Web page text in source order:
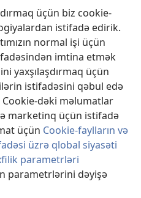
üçün biz cookie-
istifadə edirik.
normal işi üçün
imtina etmək
yaxşılaşdırmaq üçün
istifadəsini qəbul edə
dəki məlumatlar
marketinq üçün istifadə
üçün Cookie-faylların və
üzrə qlobal siyasəti
parametrləri
parametrlərini dəyişə
and Tract Society of Pennsylvania.